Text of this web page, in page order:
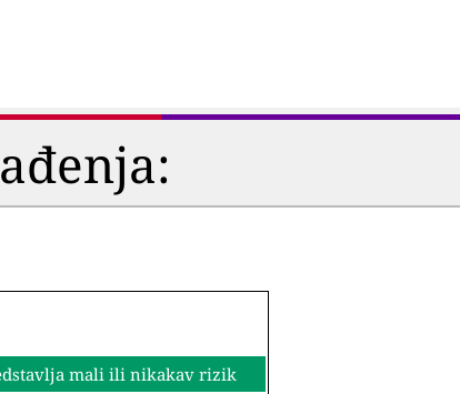
mali ili nikakav rizik